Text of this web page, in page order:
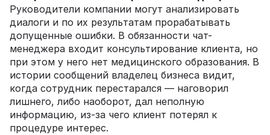
Руководители компании могут анализировать
диалоги и по их результатам прорабатывать
допущенные ошибки. В обязанности чат-
менеджера входит консультирование клиента, но
при этом у него нет медицинского образования. В
истории сообщений владелец бизнеса видит,
когда сотрудник перестарался — наговорил
лишнего, либо наоборот, дал неполную
информацию, из-за чего клиент потерял к
процедуре интерес.